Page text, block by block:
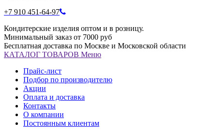
+7 910 451-64-97
Кондитерские изделия оптом и в розницу.
Минимальный заказ от 7000 руб
Бесплатная доставка по Москве и Московской области
КАТАЛОГ ТОВАРОВ Меню
Прайс-лист
Подбор по производителю
Акции
Оплата и доставка
Контакты
О компании
Постоянным клиентам